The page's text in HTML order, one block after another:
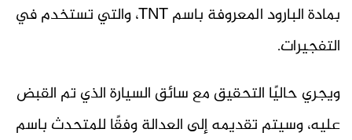
بمادة البارود المعروفة باسم TNT، والتي تستخدم في
التفجيرات.
ويجري حاليًا التحقيق مع سائق السيارة الذي تم القبض
عليه، وسيتم تقديمه إلى العدالة وفقًا للمتحدث باسم